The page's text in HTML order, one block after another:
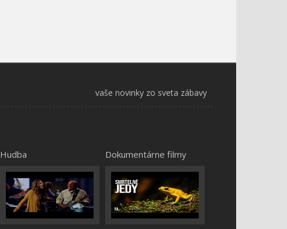
vaše novinky zo sveta zábavy
Hudba Dokumentárne filmy